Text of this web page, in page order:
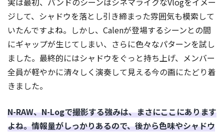
ジして、シャドウを落とし引き締まった雰囲気も模索して
いたんですよね。しかし、Calenが登場するシーンとの間
にギャップが生じてしまい、さらに色々なパターンを試し
ました。最終的にはシャドウをぐっと持ち上げ、メンバー
全員が軽やかに清々しく演奏して見える今の画にたどり着
きました。
N-RAW、N-Logで撮影する強みは、まさにここにあります
よね。情報量がしっかりあるので、後から色味やシャドウ